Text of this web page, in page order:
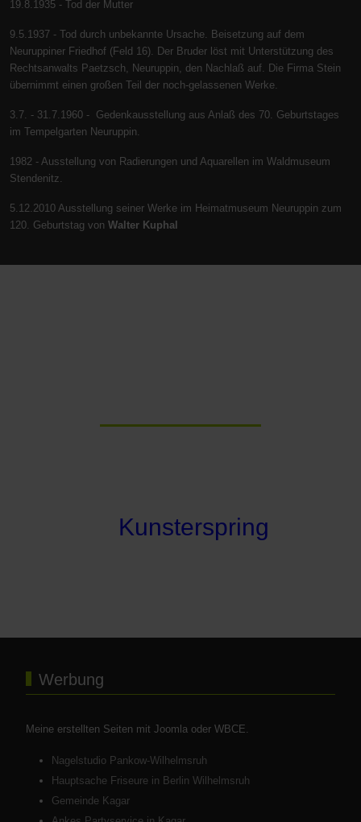
19.8.1935 - Tod der Mutter
9.5.1937 - Tod durch unbekannte Ursache. Beisetzung auf dem
Neuruppiner Friedhof (Feld 16). Der Bruder löst mit Unterstützung des
Rechtsanwalts Paetzsch, Neuruppin, den Nachlaß auf. Die Firma Stein
übernimmt einen großen Teil der noch-gelassenen Werke.
3.7. - 31.7.1960 - Gedenkausstellung aus Anlaß des 70. Geburtstages
im Tempelgarten Neuruppin.
1982 - Ausstellung von Radierungen und Aquarellen im Waldmuseum
Stendenitz.
5.12.2010 Ausstellung seiner Werke im Heimatmuseum Neuruppin zum
120. Geburtstag von Walter Kuphal
Kunsterspring
Werbung
Meine erstellten Seiten mit Joomla oder WBCE.
Nagelstudio Pankow-Wilhelmsruh
Hauptsache Friseure in Berlin Wilhelmsruh
Gemeinde Kagar